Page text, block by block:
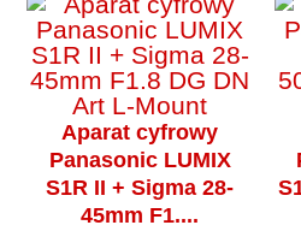
Aparat cyfrowy
Panasonic LUMIX
S1R II + Sigma 28-
45mm F1....